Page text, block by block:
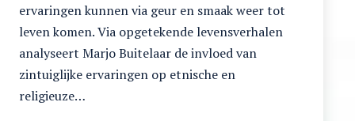
ervaringen kunnen via geur en smaak weer tot
leven komen. Via opgetekende levensverhalen
analyseert Marjo Buitelaar de invloed van
zintuiglijke ervaringen op etnische en
religieuze…